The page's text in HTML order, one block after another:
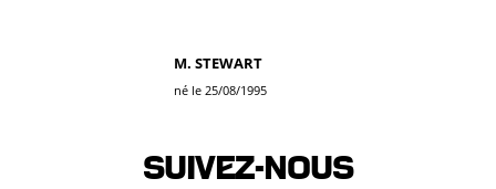
M. STEWART
né le 25/08/1995
Suivez-nous